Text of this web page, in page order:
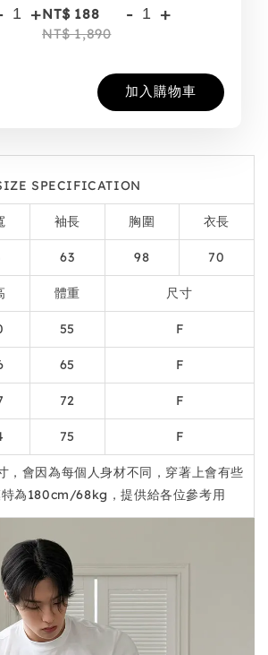
+NT$ 188
NT$ 1,890
- +
加入購物車
SPECIFICATION
袖長 胸圍 衣長
63 98 70
體重 尺寸
55 F
65 F
72 F
75 F
，會因為每個人身材不同，穿著上會有些
為180cm/68kg，提供給各位參考用